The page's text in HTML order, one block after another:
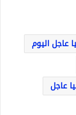
عاجل اليوم
عاجل